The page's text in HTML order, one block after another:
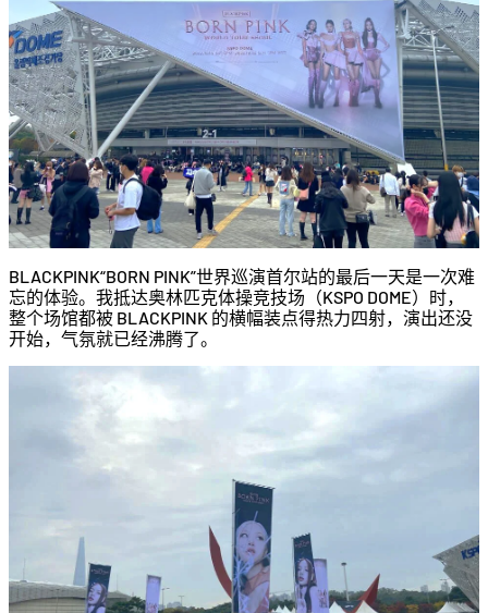
BLACKPINK“BORN PINK”世界巡演首尔站的最后一天是一次难
忘的体验。我抵达奥林匹克体操竞技场（KSPO DOME）时，
整个场馆都被 BLACKPINK 的横幅装点得热力四射，演出还没
开始，气氛就已经沸腾了。